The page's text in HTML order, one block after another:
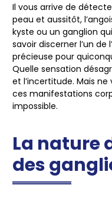
Il vous arrive de
peau et aussitôt,
kyste ou un ganglion
savoir discerner l’un
précieuse pour
Quelle sensation
et l’incertitude. Mais
ces manifestations
impossible.
La nature
des